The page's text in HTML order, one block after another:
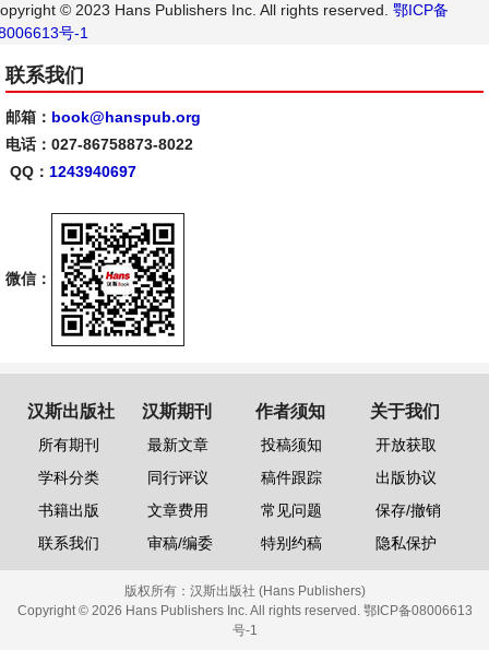
© 2023 Hans Publishers Inc. All rights reserved. 鄂ICP备
号-1
联系我们
邮箱： book@hanspub.org
电话：027-86758873-8022
QQ： 1243940697
微信：
汉斯出版社
所有期刊
学科分类
书籍出版
联系我们
汉斯期刊
最新文章
同行评议
文章费用
审稿/编委
作者须知
投稿须知
稿件跟踪
常见问题
特别约稿
关于我们
开放获取
出版协议
保存/撤销
隐私保护
版权所有： 汉斯出版社 (Hans Publishers)
Copyright © 2026 Hans Publishers Inc. All rights reserved. 鄂ICP备08006613
号-1